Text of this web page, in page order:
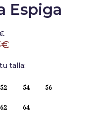
Espiga
talla:
52 54 56
62 64